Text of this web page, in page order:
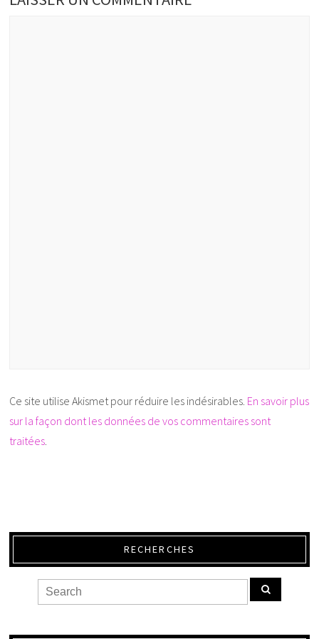
Ce site utilise Akismet pour réduire les indésirables. En savoir plus
sur la façon dont les données de vos commentaires sont
traitées.
RECHERCHES